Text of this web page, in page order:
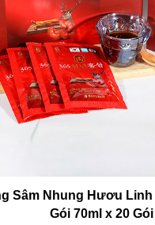
Sâm Nhung Hươu Linh
Gói 70ml x 20 Gói